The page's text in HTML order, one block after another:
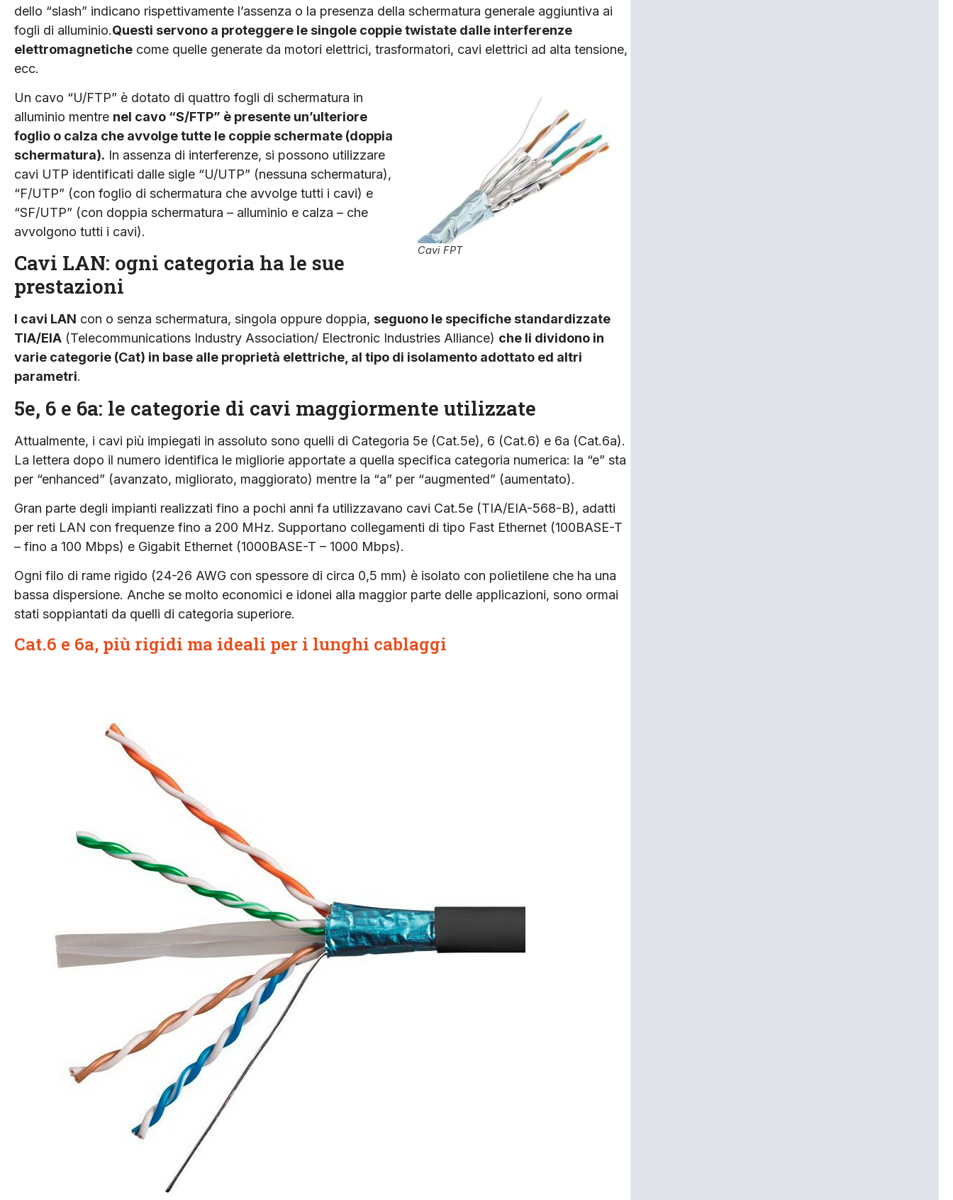
dello “slash” indicano rispettivamente l’assenza o la presenza della schermatura generale aggiuntiva ai
fogli di alluminio.Questi servono a proteggere le singole coppie twistate dalle interferenze
elettromagnetiche come quelle generate da motori elettrici, trasformatori, cavi elettrici ad alta tensione,
ecc.
Cavi FPT
Un cavo “U/FTP” è dotato di quattro fogli di schermatura in
alluminio mentre nel cavo “S/FTP” è presente un’ulteriore
foglio o calza che avvolge tutte le coppie schermate (doppia
schermatura). In assenza di interferenze, si possono utilizzare
cavi UTP identificati dalle sigle “U/UTP” (nessuna schermatura),
“F/UTP” (con foglio di schermatura che avvolge tutti i cavi) e
“SF/UTP” (con doppia schermatura – alluminio e calza – che
avvolgono tutti i cavi).
Cavi LAN: ogni categoria ha le sue
prestazioni
I cavi LAN con o senza schermatura, singola oppure doppia, seguono le specifiche standardizzate
TIA/EIA (Telecommunications Industry Association/ Electronic Industries Alliance) che li dividono in
varie categorie (Cat) in base alle proprietà elettriche, al tipo di isolamento adottato ed altri
parametri.
5e, 6 e 6a: le categorie di cavi maggiormente utilizzate
Attualmente, i cavi più impiegati in assoluto sono quelli di Categoria 5e (Cat.5e), 6 (Cat.6) e 6a (Cat.6a).
La lettera dopo il numero identifica le migliorie apportate a quella specifica categoria numerica: la “e” sta
per “enhanced” (avanzato, migliorato, maggiorato) mentre la “a” per “augmented” (aumentato).
Gran parte degli impianti realizzati fino a pochi anni fa utilizzavano cavi Cat.5e (TIA/EIA-568-B), adatti
per reti LAN con frequenze fino a 200 MHz. Supportano collegamenti di tipo Fast Ethernet (100BASE-T
– fino a 100 Mbps) e Gigabit Ethernet (1000BASE-T – 1000 Mbps).
Ogni filo di rame rigido (24-26 AWG con spessore di circa 0,5 mm) è isolato con polietilene che ha una
bassa dispersione. Anche se molto economici e idonei alla maggior parte delle applicazioni, sono ormai
stati soppiantati da quelli di categoria superiore.
Cat.6 e 6a, più rigidi ma ideali per i lunghi cablaggi